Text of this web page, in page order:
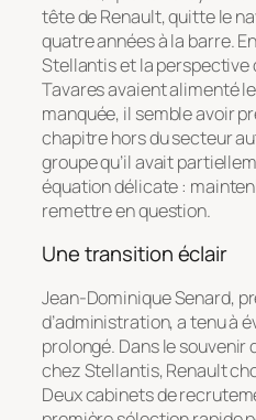
tête de Renault, quitte le
quatre années à la barre.
Stellantis et la perspective
Tavares avaient alimenté
manquée, il semble avoir
chapitre hors du secteur
groupe qu’il avait
équation délicate :
remettre en question.
Une transition éclair
Jean-Dominique Senard,
d’administration, a tenu à
prolongé. Dans le souvenir
chez Stellantis, Renault
Deux cabinets de